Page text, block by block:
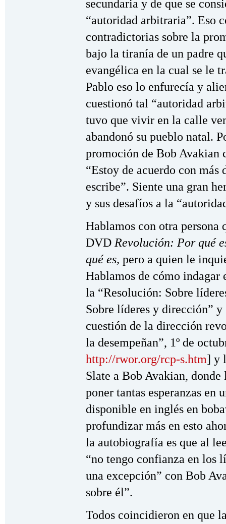
secundaria y de que se
“autoridad arbitraria”. Eso
contradictorias sobre la
bajo la tiranía de un padre
evangélica en la cual se le
Pablo eso lo enfurecía y
cuestionó tal “autoridad
tuvo que vivir en la calle
abandonó su pueblo natal.
promoción de Bob Avakian
“Estoy de acuerdo con
escribe”. Siente una gran
y sus desafíos a la
Hablamos con otra persona
DVD Revolución: Por qué
qué es, pero a quien le
Hablamos de cómo indagar
la “Resolución: Sobre
Sobre líderes y dirección”
cuestión de la dirección
la desempeñan”, 1º de
http://rwor.org/rcp-s.htm] y
Slate a Bob Avakian,
poner tantas esperanzas en
disponible en inglés en
profundizar más en esto
la autobiografía es que al
“no tengo confianza en los
una excepción” con Bob
sobre él”.
Todos coincidieron en que